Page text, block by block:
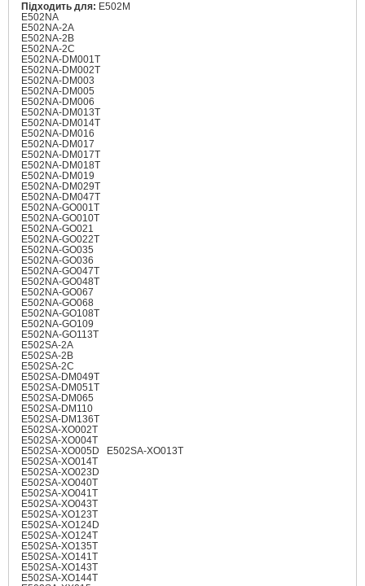
Підходить для: E502M
E502NA
E502NA-2A
E502NA-2B
E502NA-2C
E502NA-DM001T
E502NA-DM002T
E502NA-DM003
E502NA-DM005
E502NA-DM006
E502NA-DM013T
E502NA-DM014T
E502NA-DM016
E502NA-DM017
E502NA-DM017T
E502NA-DM018T
E502NA-DM019
E502NA-DM029T
E502NA-DM047T
E502NA-GO001T
E502NA-GO010T
E502NA-GO021
E502NA-GO022T
E502NA-GO035
E502NA-GO036
E502NA-GO047T
E502NA-GO048T
E502NA-GO067
E502NA-GO068
E502NA-GO108T
E502NA-GO109
E502NA-GO113T
E502SA-2A
E502SA-2B
E502SA-2C
E502SA-DM049T
E502SA-DM051T
E502SA-DM065
E502SA-DM110
E502SA-DM136T
E502SA-XO002T
E502SA-XO004T
E502SA-XO005D E502SA-XO013T
E502SA-XO014T
E502SA-XO023D
E502SA-XO040T
E502SA-XO041T
E502SA-XO043T
E502SA-XO123T
E502SA-XO124D
E502SA-XO124T
E502SA-XO135T
E502SA-XO141T
E502SA-XO143T
E502SA-XO144T